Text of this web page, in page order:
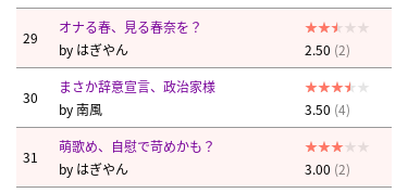
29
オナる春、見る春奈を？
by はぎやん 2.50 (2)
30
まさか辞意宣言、政治家様
by南風 3.50 (4)
31
萌歌め、自慰で苛めかも？
by はぎやん 3.00 (2)